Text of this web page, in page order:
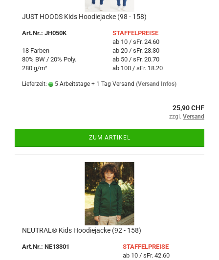
JUST HOODS Kids Hoodiejacke (98 - 158)
Art.Nr.: JH050K
STAFFELPREISE
ab 10 / sFr. 24.60
18 Farben
ab 20 / sFr. 23.30
80% BW / 20% Poly.
ab 50 / sFr. 20.70
280 g/m²
ab 100 / sFr. 18.20
Lieferzeit: 5 Arbeitstage + 1 Tag Versand (Versand Infos)
25,90 CHF
zzgl. Versand
ZUM ARTIKEL
NEUTRAL® Kids Hoodiejacke (92 - 158)
Art.Nr.: NE13301
STAFFELPREISE
ab 10 / sFr. 42.60